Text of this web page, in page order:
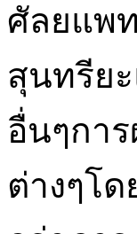
ศัลยแพ
สุนทรีย
อื่นๆกา
ต่างๆโ